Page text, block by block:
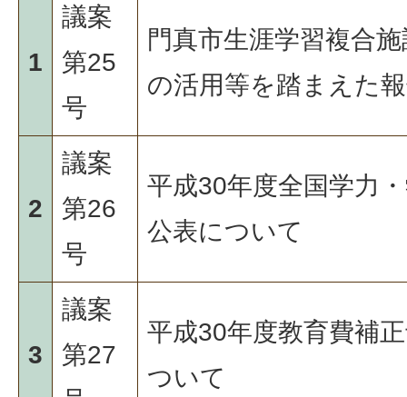
1
議案
第25
号
門真市生涯学習複合
の活用等を踏まえた
2
議案
第26
号
平成30年度全国学力
公表について
3
議案
第27
平成30年度教育費補
ついて